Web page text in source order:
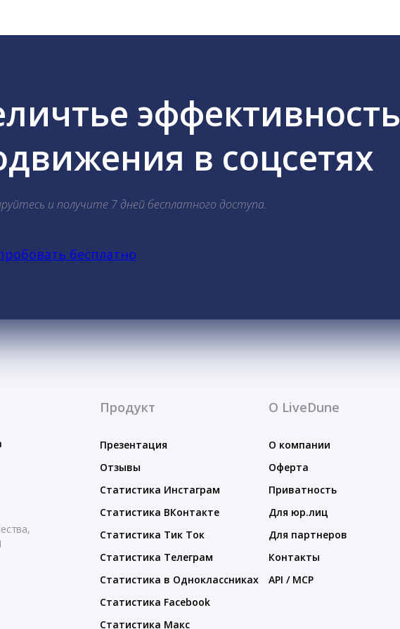
эффективность
в соцсетях
и получите 7 дней бесплатного доступа.
бесплатно
Продукт
Презентация
Отзывы
Статистика Инстаграм
Статистика ВКонтакте
Статистика Тик Ток
Статистика Телеграм
Статистика в Одноклассниках
Статистика Facebook
Статистика Макс
О LiveDune
О компании
Оферта
Приватность
Для юр.лиц
Для партнеров
Контакты
API / MCP